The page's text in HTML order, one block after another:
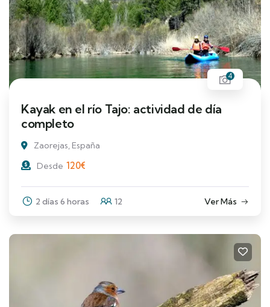
4
Kayak en el río Tajo: actividad de día
completo
Zaorejas, España
Desde 120€
2 días 6 horas 12 Ver Más